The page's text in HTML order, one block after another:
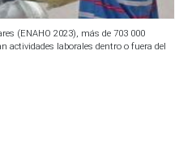
(ENAHO 2023), más de 703 000
actividades laborales dentro o fuera del